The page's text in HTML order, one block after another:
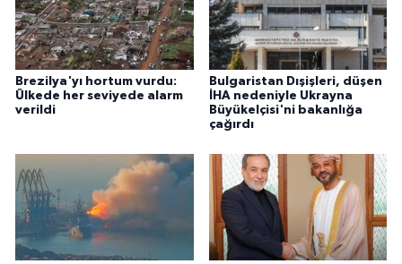
Brezilya'yı hortum vurdu:
Ülkede her seviyede alarm
verildi
Bulgaristan Dışişleri, düşen
İHA nedeniyle Ukrayna
Büyükelçisi'ni bakanlığa
çağırdı